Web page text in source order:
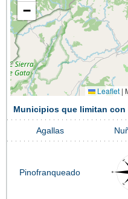
−
Leaflet |
Municipios que limitan con
Agallas
Pinofranqueado